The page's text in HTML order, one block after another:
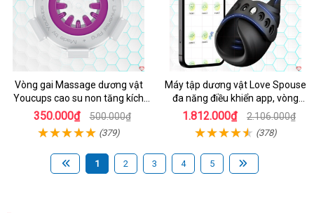
Vòng gai Massage dương vật
Youcups cao su non tăng kích
thước
350.000₫ 500.000₫
(379)
Máy tập dương vật Love Spouse
đa năng điều khiển app, vòng
đeo siêu tiện
1.812.000₫ 2.106.000₫
(378)
1 2 3 4 5